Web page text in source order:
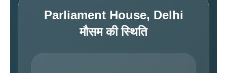
Parliament House, Delhi
मौसम की स्थिति